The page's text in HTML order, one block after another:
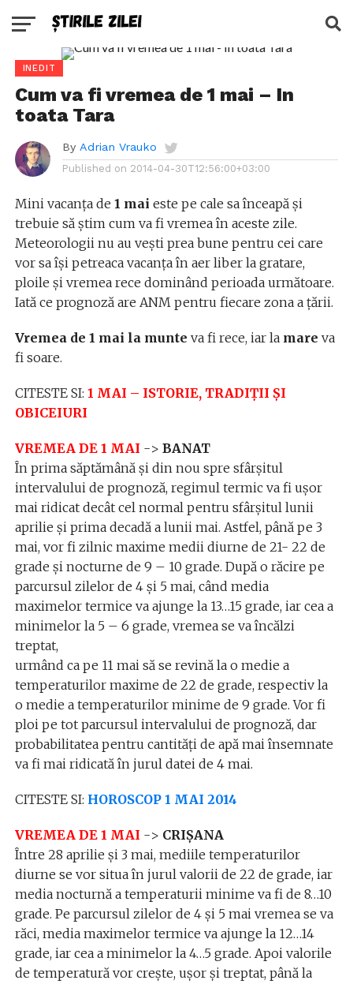
INEDIT
Cum va fi vremea de 1 mai – In
toata Tara
By Adrian Vrauko
Published on 2014-04-30T12:56:00+03:00
Mini vacanța de 1 mai este pe cale sa înceapă și
trebuie să știm cum va fi vremea în aceste zile.
Meteorologii nu au vești prea bune pentru cei care
vor sa își petreaca vacanța în aer liber la gratare,
ploile și vremea rece dominând perioada următoare.
Iată ce prognoză are ANM pentru fiecare zona a țării.
Vremea de 1 mai la munte va fi rece, iar la mare va
fi soare.
CITESTE SI: 1 MAI – ISTORIE, TRADIȚII ȘI
OBICEIURI
VREMEA DE 1 MAI -> BANAT
În prima săptămână şi din nou spre sfârşitul
intervalului de prognoză, regimul termic va fi uşor
mai ridicat decât cel normal pentru sfârşitul lunii
aprilie şi prima decadă a lunii mai. Astfel, până pe 3
mai, vor fi zilnic maxime medii diurne de 21- 22 de
grade şi nocturne de 9 – 10 grade. După o răcire pe
parcursul zilelor de 4 şi 5 mai, când media
maximelor termice va ajunge la 13…15 grade, iar cea a
minimelor la 5 – 6 grade, vremea se va încălzi
treptat,
urmând ca pe 11 mai să se revină la o medie a
temperaturilor maxime de 22 de grade, respectiv la
o medie a temperaturilor minime de 9 grade. Vor fi
ploi pe tot parcursul intervalului de prognoză, dar
probabilitatea pentru cantităţi de apă mai însemnate
va fi mai ridicată în jurul datei de 4 mai.
CITESTE SI: HOROSCOP 1 MAI 2014
VREMEA DE 1 MAI -> CRIȘANA
Între 28 aprilie şi 3 mai, mediile temperaturilor
diurne se vor situa în jurul valorii de 22 de grade, iar
media nocturnă a temperaturii minime va fi de 8…10
grade. Pe parcursul zilelor de 4 şi 5 mai vremea se va
răci, media maximelor termice va ajunge la 12…14
grade, iar cea a minimelor la 4…5 grade. Apoi valorile
de temperatură vor creşte, uşor şi treptat, până la